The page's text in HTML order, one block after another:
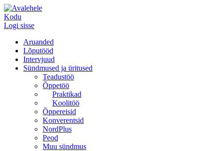
Kodu
Logi sisse
Aruanded
Lõputööd
Intervjuud
Sündmused ja üritused
Teadustöö
Õppetöö
Praktikad
Koolitöö
Õppereisid
Konverentsid
NordPlus
Peod
Muu sündmus